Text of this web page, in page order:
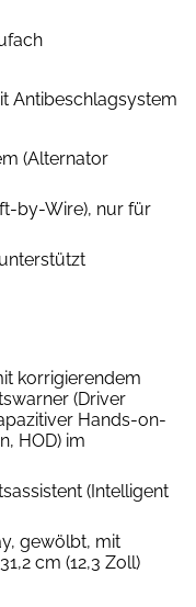
Antibeschlagsystem
(Alternator
by-Wire), nur für
korrigierendem
(Driver
Hands-on-
HOD) im
(Intelligent
gewölbt, mit
cm (12,3 Zoll)